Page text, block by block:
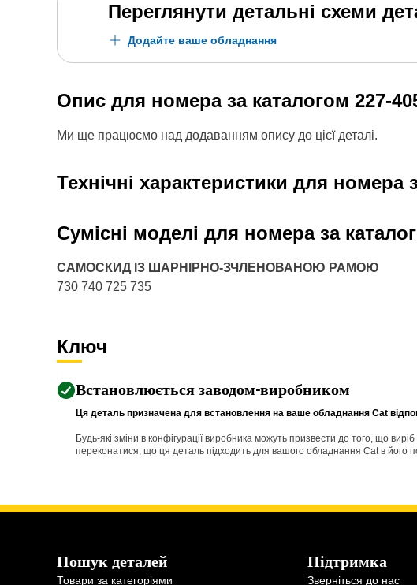
Переглянути детальні схеми
Додайте ваше обладнання
Опис для номера за каталогом 227-
Ми ще працюємо над додаванням опису до цієї деталі.
Технічні характеристики для номера
Сумісні моделі для номера за
САМОСКИД ІЗ ШАРНІРНО-ЗЧЛЕНОВАНОЮ РАМОЮ
730 740 725 735
Ключ
Встановлюється заводом-виробником
Ця деталь призначена для встановлення на ваше обладнання Cat
Будь-які зміни в конфігурації виробника можуть призвести до того, що
переконатися, що ця деталь підходить для вашого обладнання Cat в його
Пошук деталей
Товари за категоріями
Підтримка
Зверніться до нас